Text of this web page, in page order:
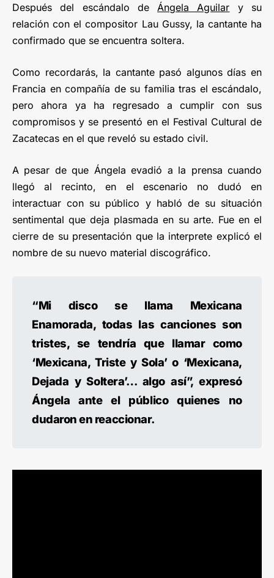
Después del escándalo deÁngela Aguilar y su
relación con el compositor Lau Gussy, la cantante ha
confirmado que se encuentra soltera.
Como recordarás, la cantante pasó algunos días en
Francia en compañía de su familia tras el escándalo,
pero ahora ya ha regresado a cumplir con sus
compromisos y se presentó en el Festival Cultural de
Zacatecas en el que reveló su estado civil.
A pesar de que Ángela evadió a la prensa cuando
llegó al recinto, en el escenario no dudó en
interactuar con su público y habló de su situación
sentimental que deja plasmada en su arte. Fue en el
cierre de su presentación que la interprete explicó el
nombre de su nuevo material discográfico.
“Mi disco se llama Mexicana
Enamorada, todas las canciones son
tristes, se tendría que llamar como
‘Mexicana, Triste y Sola’ o ‘Mexicana,
Dejada y Soltera’… algo así”, expresó
Ángela ante el público quienes no
dudaron en reaccionar.